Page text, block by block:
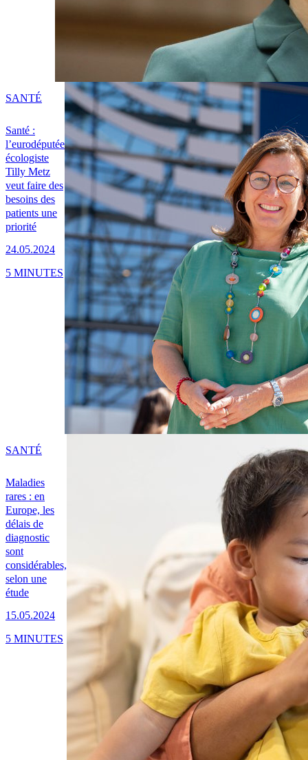
Santé :
l’eurodéputée
écologiste
Tilly Metz
veut faire des
besoins des
patients une
priorité
24.05.2024
SANTÉ
5 MINUTES
Maladies
rares : en
Europe, les
délais de
diagnostic
sont
considérables,
selon une
étude
15.05.2024
SANTÉ
5 MINUTES